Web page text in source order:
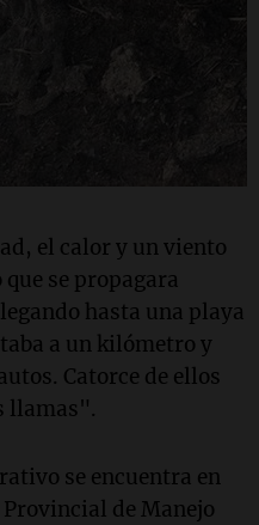
el calor y un viento
se propagara
hasta una playa
a un kilómetro y
Catorce de ellos
llamas".
se encuentra en
de Manejo